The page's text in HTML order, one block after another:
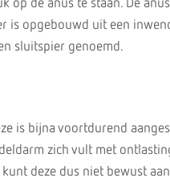
op de anus te staan. De
is opgebouwd uit een
sluitspier genoemd.
is bijna voortdurend
zich vult met
deze dus niet bewust